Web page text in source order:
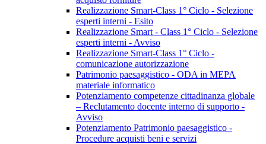
Realizzazione Smart-Class 1° Ciclo - Selezione
esperti interni - Esito
Realizzazione Smart - Class 1° Ciclo - Selezione
esperti interni - Avviso
Realizzazione Smart-Class 1° Ciclo -
comunicazione autorizzazione
Patrimonio paesaggistico - ODA in MEPA
materiale informatico
Potenziamento competenze cittadinanza globale
– Reclutamento docente interno di supporto -
Avviso
Potenziamento Patrimonio paesaggistico -
Procedure acquisti beni e servizi